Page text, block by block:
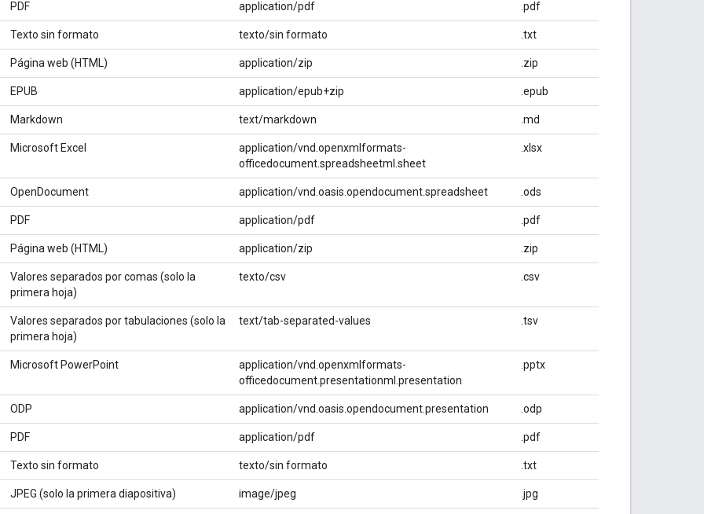
PDF application/pdf .pdf
Texto sin formato texto/sin formato .txt
Página web (HTML) application/zip .zip
EPUB application/epub+zip .epub
Markdown text/markdown .md
Microsoft Excel
application/vnd.openxmlformats-
officedocument.spreadsheetml.sheet
.xlsx
OpenDocument application/vnd.oasis.opendocument.spreadsheet .ods
PDF application/pdf .pdf
Página web (HTML) application/zip .zip
Valores separados por comas (solo la
primera hoja)
texto/csv .csv
Valores separados por tabulaciones (solo la
primera hoja)
text/tab-separated-values .tsv
Microsoft PowerPoint
application/vnd.openxmlformats-
officedocument.presentationml.presentation
.pptx
ODP application/vnd.oasis.opendocument.presentation .odp
PDF application/pdf .pdf
Texto sin formato texto/sin formato .txt
JPEG (solo la primera diapositiva) image/jpeg .jpg